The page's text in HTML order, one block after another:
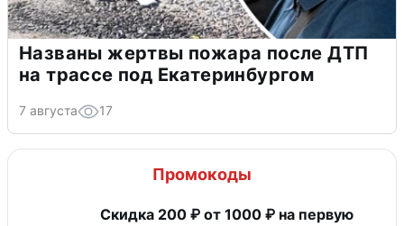
Названы жертвы пожара после ДТП
на трассе под Екатеринбургом
7 августа 17
Промокоды
Скидка 200 ₽ от 1000 ₽ на первую